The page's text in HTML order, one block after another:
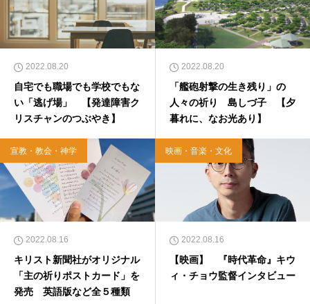
2022.08.20
自宅でも職場でも学校でもな
い「逃げ場」 【発達障害ク
リスチャンのつぶやき】
2022.08.20
「艦砲射撃の生き残り」の
人々の祈り 島しづ子 【夕
暮れに、なお光あり】
宣教・教会・神学
2022.08.16
キリスト新聞社がオリジナル
「主の祈りポストカード」を
発売 英語版など全５種類
映画・音楽・文化
2022.08.16
【映画】 『時代革命』キウ
ィ・チョウ監督インタビュー